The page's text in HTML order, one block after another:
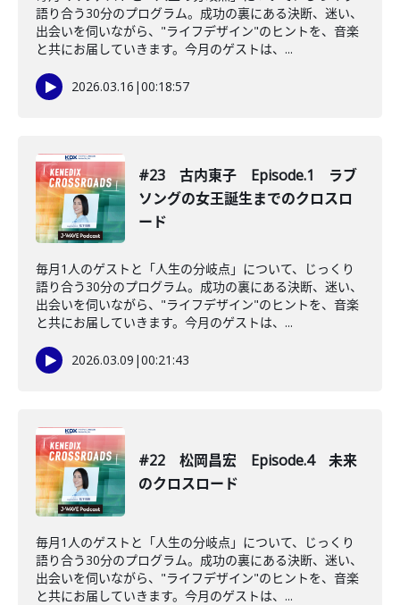
語り合う30分のプログラム。成功の裏にある決断、迷い、
出会いを伺いながら、"ライフデザイン"のヒントを、音楽
と共にお届していきます。今月のゲストは、...
2026.03.16 |00:18:57
#23 古内東子 Episode.1 ラブ
ソングの女王誕生までのクロスロ
ード
毎月1人のゲストと「人生の分岐点」について、じっくり
語り合う30分のプログラム。成功の裏にある決断、迷い、
出会いを伺いながら、"ライフデザイン"のヒントを、音楽
と共にお届していきます。今月のゲストは、...
2026.03.09 |00:21:43
#22 松岡昌宏 Episode.4 未来
のクロスロード
毎月1人のゲストと「人生の分岐点」について、じっくり
語り合う30分のプログラム。成功の裏にある決断、迷い、
出会いを伺いながら、"ライフデザイン"のヒントを、音楽
と共にお届していきます。今月のゲストは、...